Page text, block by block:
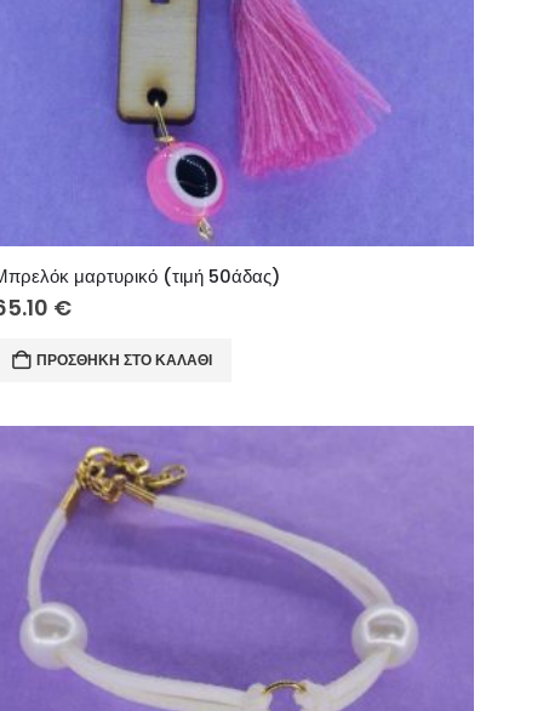
μαρτυρικό (τιμή 50άδας)
€
ΠΡΟΣΘΉΚΗ ΣΤΟ ΚΑΛΆΘΙ